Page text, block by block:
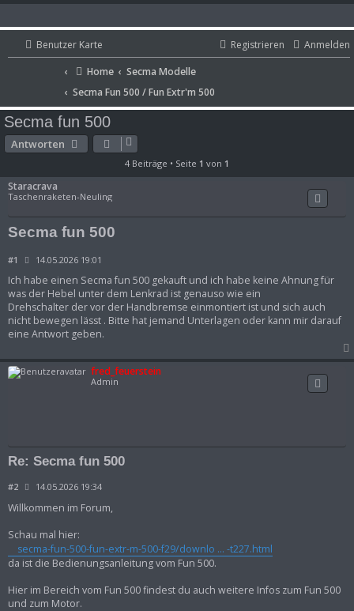
Benutzer Karte Anmelden
Registrieren
Portal
Home
Secma Modelle
Secma Fun 500 / Fun Extr'm 500
Benutzer Karte Anmelden
Registrieren
Home
Secma Modelle
Secma Fun 500 / Fun Extr'm 500
Secma fun 500
Antworten
4 Beiträge • Seite 1 von 1
Staracrava
Taschenraketen-Neuling
Secma fun 500
#1
B
i
t
r
a
g
14.05.2026 19:01
Ich habe einen Secma fun 500 gekauft und ich habe keine Ahnung für
was der Hebel unter dem Lenkrad ist genauso wie ein
Drehschalter der vor der Handbremse einmontiert ist und sich auch
nicht bewegen lässt . Bitte hat jemand Unterlagen oder kann mir darauf
eine Antwort geben.
fred_feuerstein
Admin
Re: Secma fun 500
#2
B
i
a
g
14.05.2026 19:34
Willkommen im Forum,
Schau mal hier:
secma-fun-500-fun-extr-m-500-f29/downlo ... -t227.html
da ist die Bedienungsanleitung vom Fun 500.
Hier im Bereich vom Fun 500 findest du auch weitere Infos zum Fun 500
und zum Motor.